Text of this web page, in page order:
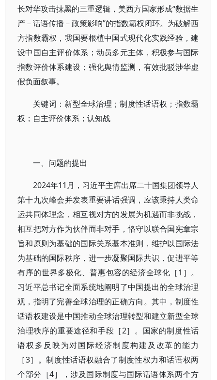
长对华攻击抹黑的三重逻辑，美西方国家形成“数据生
产－话语传播－政策影响”的指数霸权闭环。为破解西
方指数霸权，我国要根植中国式现代化实践经验，建
设中国自主评价体系；动员多元主体，积极参与国际
指数评价体系建设；强化舆情监测，有效批驳涉华虚
假负面叙事。
关键词：新型全球治理；制度性话语权；指数霸
权；自主评价体系；认知战
一、问题的提出
2024年11月，习近平主席出席二十国集团领导人
第十九次峰会并发表重要讲话强调，应该秉持人类命
运共同体理念，相互视对方的发展为机遇而非挑战，
相互把对方作为伙伴而非对手，恪守以联合国宪章宗
旨和原则为基础的国际关系基本准则，维护以国际法
为基础的国际秩序，进一步凝聚国际共识，促进平等
有序的世界多极化、普惠包容的经济全球化［1］。
习近平总书记全面系统地阐明了中国提出的全球治理
观，指明了完善全球治理的正确方向。其中，制度性
话语权建设是中国推动全球治理转型和建立新型全球
治理秩序的重要途径和手段［2］。国家的制度性话
语权多反映为对国际经济制度构建及改革的能力
［3］。制度性话语权融合了制度性权力和话语权两
个部分［4］，涉及国际制度与国际话语体系两个方